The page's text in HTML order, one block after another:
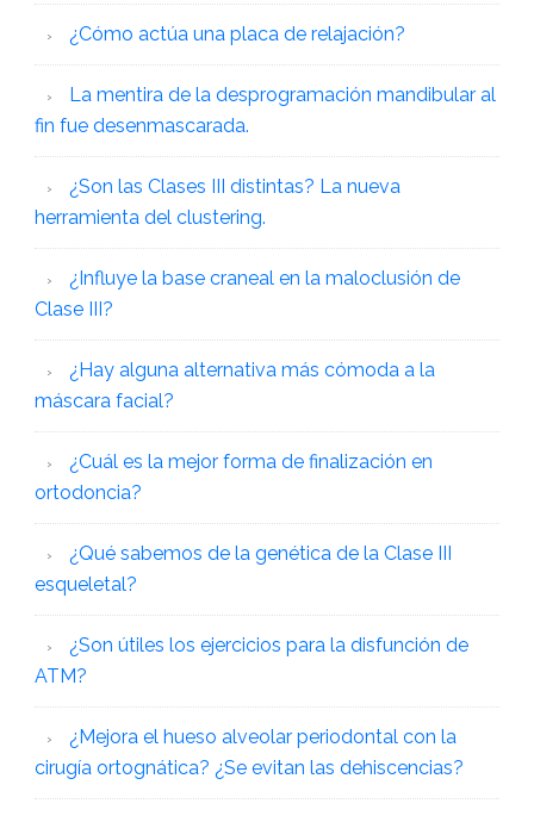
¿Cómo actúa una placa de relajación?
La mentira de la desprogramación mandibular al
fin fue desenmascarada.
¿Son las Clases III distintas? La nueva
herramienta del clustering.
¿Influye la base craneal en la maloclusión de
Clase III?
¿Hay alguna alternativa más cómoda a la
máscara facial?
¿Cuál es la mejor forma de finalización en
ortodoncia?
¿Qué sabemos de la genética de la Clase III
esqueletal?
¿Son útiles los ejercicios para la disfunción de
ATM?
¿Mejora el hueso alveolar periodontal con la
cirugía ortognática? ¿Se evitan las dehiscencias?